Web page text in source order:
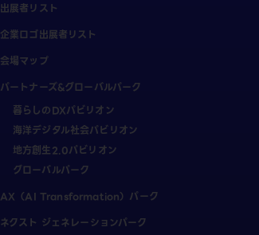
出展者リスト
企業ロゴ出展者リスト
会場マップ
パートナーズ&グローバルパーク
暮らしのDXパビリオン
海洋デジタル社会パビリオン
地方創生2.0パビリオン
グローバルパーク
AX（AI Transformation）パーク
ネクスト ジェネレーションパーク